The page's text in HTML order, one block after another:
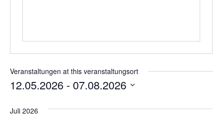
Veranstaltungen at this veranstaltungsort
12.05.2026 - 07.08.2026
das
Juli 2026